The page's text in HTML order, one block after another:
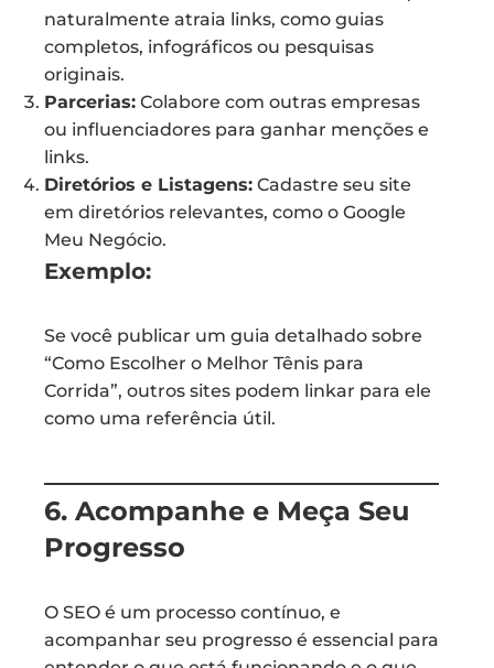
naturalmente atraia links, como guias
completos, infográficos ou pesquisas
originais.
Parcerias: Colabore com outras empresas
ou influenciadores para ganhar menções e
links.
Diretórios e Listagens: Cadastre seu site
em diretórios relevantes, como o Google
Meu Negócio.
Exemplo:
Se você publicar um guia detalhado sobre
“Como Escolher o Melhor Tênis para
Corrida”, outros sites podem linkar para ele
como uma referência útil.
6. Acompanhe e Meça Seu
Progresso
O SEO é um processo contínuo, e
acompanhar seu progresso é essencial para